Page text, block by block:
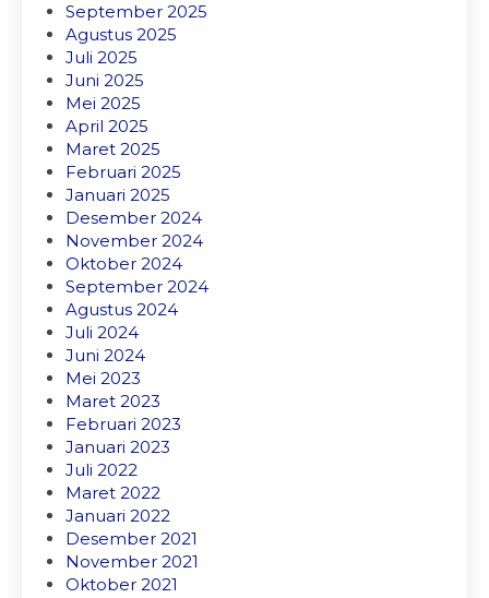
September 2025
Agustus 2025
Juli 2025
Juni 2025
Mei 2025
April 2025
Maret 2025
Februari 2025
Januari 2025
Desember 2024
November 2024
Oktober 2024
September 2024
Agustus 2024
Juli 2024
Juni 2024
Mei 2023
Maret 2023
Februari 2023
Januari 2023
Juli 2022
Maret 2022
Januari 2022
Desember 2021
November 2021
Oktober 2021